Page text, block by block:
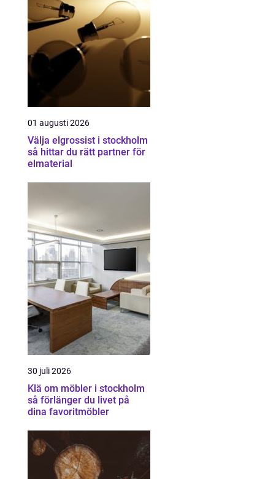
01 augusti 2026
Välja elgrossist i stockholm
så hittar du rätt partner för
elmaterial
30 juli 2026
Klä om möbler i stockholm
så förlänger du livet på
dina favoritmöbler